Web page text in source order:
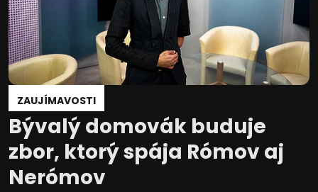
ZAUJÍMAVOSTI
Bývalý domovák buduje
zbor, ktorý spája Rómov aj
Nerómov